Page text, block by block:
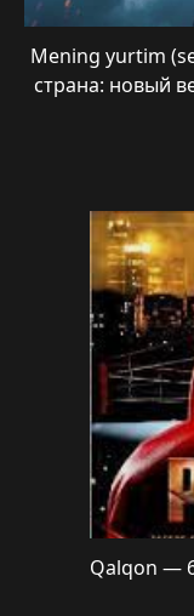
Mening yurtim
страна: новый
Qalqon —